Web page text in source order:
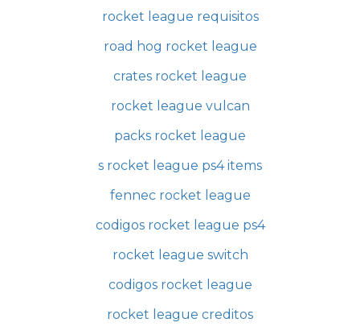
rocket league requisitos
road hog rocket league
crates rocket league
rocket league vulcan
packs rocket league
s rocket league ps4 items
fennec rocket league
codigos rocket league ps4
rocket league switch
codigos rocket league
rocket league creditos